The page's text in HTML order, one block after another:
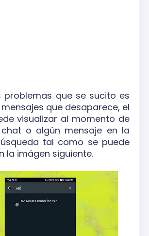
problemas que se sucito es
que desaparece, el
visualizar al momento de
o algún mensaje en la
tal como se puede
la imágen siguiente.